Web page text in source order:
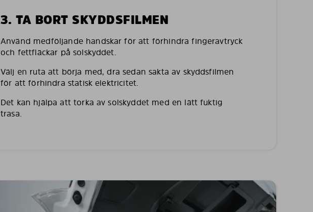
3. TA BORT SKYDDSFILMEN
Använd medföljande handskar för att förhindra fingeravtryck
och fettfläckar på solskyddet.
Välj en ruta att börja med, dra sedan sakta av skyddsfilmen
för att förhindra statisk elektricitet.
Det kan hjälpa att torka av solskyddet med en lätt fuktig
trasa.